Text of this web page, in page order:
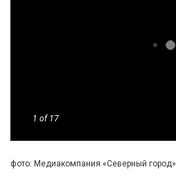
1 of 17
фото: Медиакомпания «Северный